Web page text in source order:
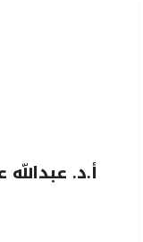
أ.د. عبدالله